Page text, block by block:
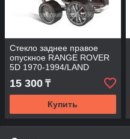
Стекло заднее правое
опускное RANGE ROVER
5D 1970-1994/LAND
ROVER DISCOVERY 5D
1989-1998 7008RGNR5RD
RD/RH
15 300 ₸
Купить